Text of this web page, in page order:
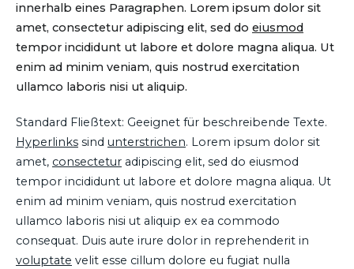
innerhalb eines Paragraphen. Lorem ipsum dolor sit
amet, consectetur adipiscing elit, sed do eiusmod
tempor incididunt ut labore et dolore magna aliqua. Ut
enim ad minim veniam, quis nostrud exercitation
ullamco laboris nisi ut aliquip.
Standard Fließtext: Geeignet für beschreibende Texte.
Hyperlinks sind unterstrichen. Lorem ipsum dolor sit
amet, consectetur adipiscing elit, sed do eiusmod
tempor incididunt ut labore et dolore magna aliqua. Ut
enim ad minim veniam, quis nostrud exercitation
ullamco laboris nisi ut aliquip ex ea commodo
consequat. Duis aute irure dolor in reprehenderit in
voluptate velit esse cillum dolore eu fugiat nulla